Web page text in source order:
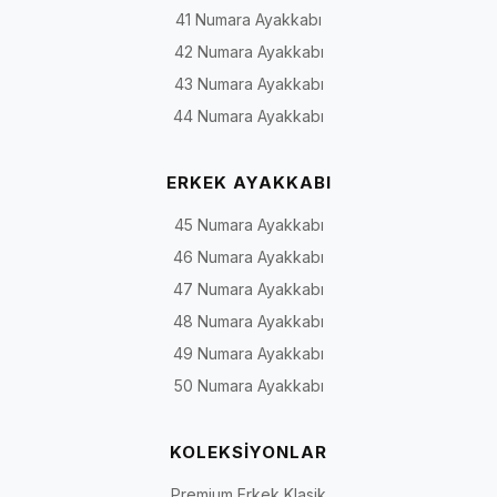
İş hayatı, toplantı,
düğün ve özel davet
Oxford, Derby, loafer,
veya bağcıksız klasik
modeller
Şehir yaşamı, ofis ve
Casual, yumuşak yapılı,
Günlük tempo ve
sportif kombinler
Bağcıklı veya bağcıksız deri
spor modeller
Serin hava, sonbahar
ve kış koşulları
Bağcıklı bot, fermuarlı bot,
Chelsea ve yüksek bilekli
modeller
kombinleri
41 Numara Ayakkabı
42 Numara Ayakkabı
43 Numara Ayakkabı
44 Numara Ayakkabı
ERKEK AYAKKABI
45 Numara Ayakkabı
46 Numara Ayakkabı
47 Numara Ayakkabı
48 Numara Ayakkabı
49 Numara Ayakkabı
50 Numara Ayakkabı
KOLEKSİYONLAR